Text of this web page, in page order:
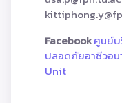
Facebookศูนย์บ
ปลอดภัยอาชีวอน
Unit